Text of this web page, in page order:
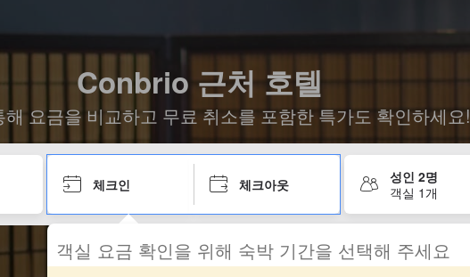
Conbrio 근처 호텔
요금을 비교하고 무료 취소를 포함한 특가도 확인하세요!
체크인 체크아웃
성인 2명
객실 1개
객실 요금 확인을 위해 숙박 기간을 선택해 주세요